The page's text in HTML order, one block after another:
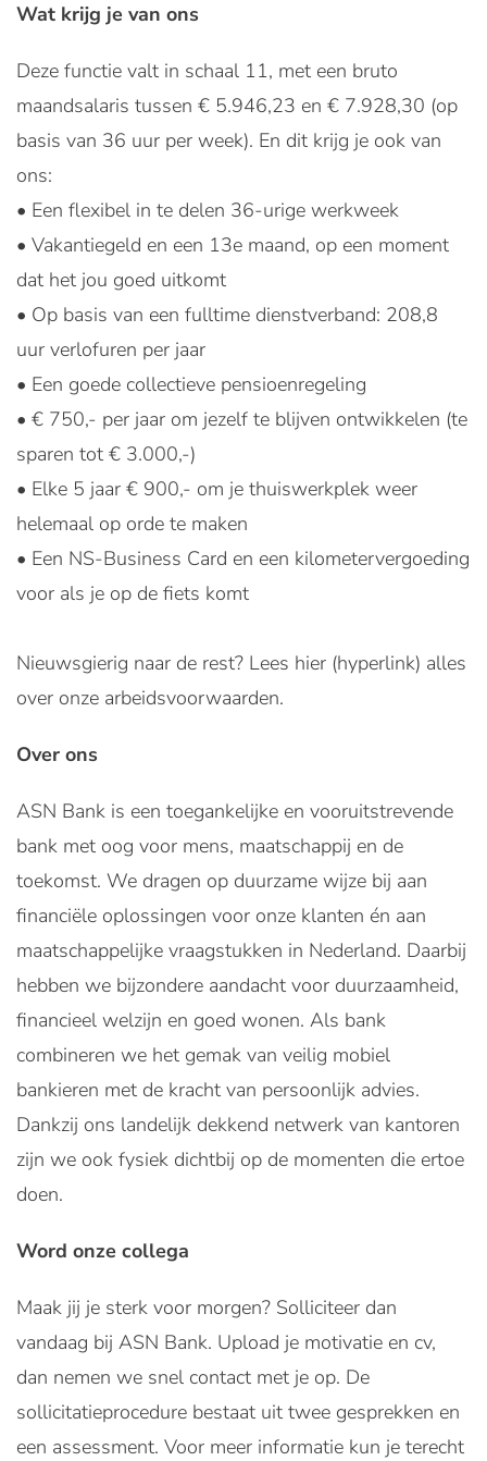
Wat krijg je van ons
Deze functie valt in schaal 11, met een bruto
maandsalaris tussen € 5.946,23 en € 7.928,30 (op
basis van 36 uur per week). En dit krijg je ook van
ons:
• Een flexibel in te delen 36-urige werkweek
• Vakantiegeld en een 13e maand, op een moment
dat het jou goed uitkomt
• Op basis van een fulltime dienstverband: 208,8
uur verlofuren per jaar
• Een goede collectieve pensioenregeling
• € 750,- per jaar om jezelf te blijven ontwikkelen (te
sparen tot € 3.000,-)
• Elke 5 jaar € 900,- om je thuiswerkplek weer
helemaal op orde te maken
• Een NS-Business Card en een kilometervergoeding
voor als je op de fiets komt
Nieuwsgierig naar de rest? Lees hier (hyperlink) alles
over onze arbeidsvoorwaarden.
Over ons
ASN Bank is een toegankelijke en vooruitstrevende
bank met oog voor mens, maatschappij en de
toekomst. We dragen op duurzame wijze bij aan
financiële oplossingen voor onze klanten én aan
maatschappelijke vraagstukken in Nederland. Daarbij
hebben we bijzondere aandacht voor duurzaamheid,
financieel welzijn en goed wonen. Als bank
combineren we het gemak van veilig mobiel
bankieren met de kracht van persoonlijk advies.
Dankzij ons landelijk dekkend netwerk van kantoren
zijn we ook fysiek dichtbij op de momenten die ertoe
doen.
Word onze collega
Maak jij je sterk voor morgen? Solliciteer dan
vandaag bij ASN Bank. Upload je motivatie en cv,
dan nemen we snel contact met je op. De
sollicitatieprocedure bestaat uit twee gesprekken en
een assessment. Voor meer informatie kun je terecht